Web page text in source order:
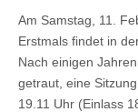
Am Samstag, 11.
Erstmals findet in
Nach einigen
getraut, eine
19.11 Uhr (Einlass